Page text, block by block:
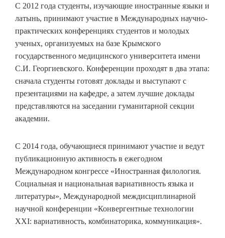
С 2012 года студенты, изучающие иностранные языки и
латынь, принимают участие в Международных научно-
практических конференциях студентов и молодых
ученых, организуемых на базе Крымского
государственного медицинского университета имени
С.И. Георгиевского. Конференции проходят в два этапа:
сначала студенты готовят доклады и выступают с
презентациями на кафедре, а затем лучшие доклады
представляются на заседании гуманитарной секции
академии.
С 2014 года, обучающиеся принимают участие и ведут
публикационную активность в ежегодном
Международном конгрессе «Иностранная филология.
Социальная и национальная вариативность языка и
литературы», Международной междисциплинарной
научной конференции «Конвергентные технологии
ХХI: вариативность, комбинаторика, коммуникация».